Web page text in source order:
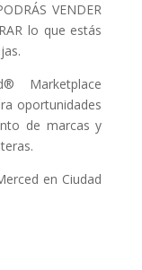
VENDER
lo que estás
Marketplace
oportunidades
de marcas y
en Ciudad